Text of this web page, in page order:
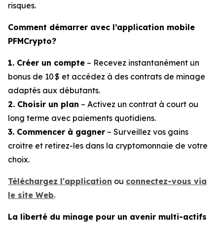
risques.
Comment démarrer avec l’application mobile
PFMCrypto?
1. Créer un compte – Recevez instantanément un
bonus de 10 $ et accédez à des contrats de minage
adaptés aux débutants.
2. Choisir un plan – Activez un contrat à court ou
long terme avec paiements quotidiens.
3. Commencer à gagner – Surveillez vos gains
croître et retirez-les dans la cryptomonnaie de votre
choix.
Téléchargez l'application ou connectez-vous via
le site Web.
La liberté du minage pour un avenir multi-actifs